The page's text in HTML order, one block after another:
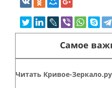
Самое
Читать Кривое-